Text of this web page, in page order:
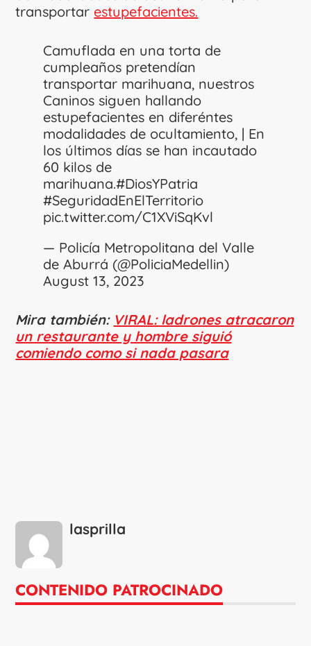
transportar estupefacientes.
Camuflada en una torta de
cumpleaños pretendían
transportar marihuana, nuestros
Caninos siguen hallando
estupefacientes en diferéntes
modalidades de ocultamiento, | En
los últimos días se han incautado
60 kilos de
marihuana.#DiosYPatria
#SeguridadEnElTerritorio
pic.twitter.com/C1XViSqKvl
— Policía Metropolitana del Valle
de Aburrá (@PoliciaMedellin)
August 13, 2023
Mira también: VIRAL: ladrones atracaron
un restaurante y hombre siguió
comiendo como si nada pasara
lasprilla
CONTENIDO PATROCINADO